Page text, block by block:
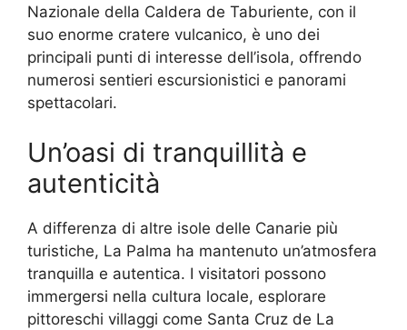
Nazionale della Caldera de Taburiente, con il
suo enorme cratere vulcanico, è uno dei
principali punti di interesse dell’isola, offrendo
numerosi sentieri escursionistici e panorami
spettacolari.
Un’oasi di tranquillità e
autenticità
A differenza di altre isole delle Canarie più
turistiche, La Palma ha mantenuto un’atmosfera
tranquilla e autentica. I visitatori possono
immergersi nella cultura locale, esplorare
pittoreschi villaggi come Santa Cruz de La